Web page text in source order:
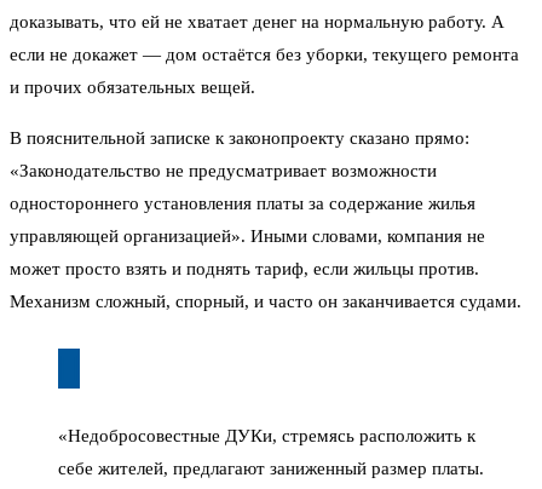
доказывать, что ей не хватает денег на нормальную работу. А
если не докажет — дом остаётся без уборки, текущего ремонта
и прочих обязательных вещей.
В пояснительной записке к законопроекту сказано прямо:
«Законодательство не предусматривает возможности
одностороннего установления платы за содержание жилья
управляющей организацией». Иными словами, компания не
может просто взять и поднять тариф, если жильцы против.
Механизм сложный, спорный, и часто он заканчивается судами.
«Недобросовестные ДУКи, стремясь расположить к
себе жителей, предлагают заниженный размер платы.